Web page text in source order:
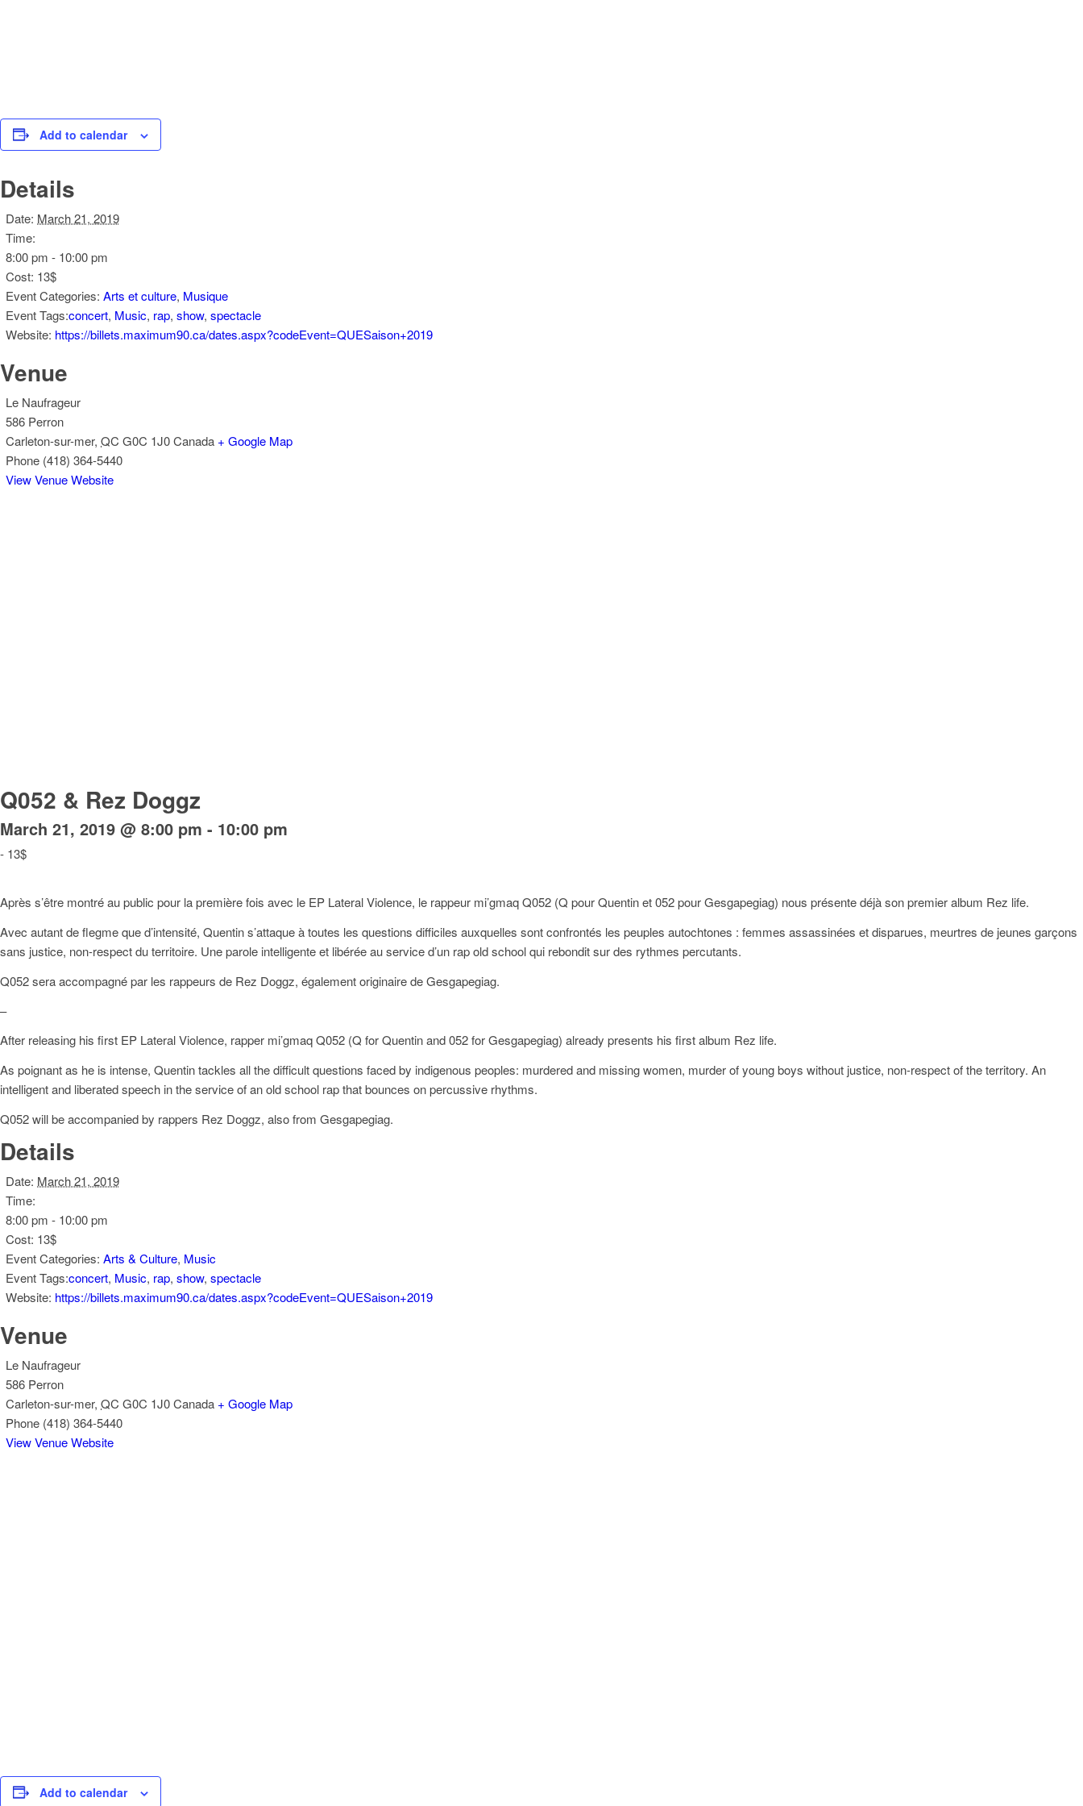
Add to calendar
Details
Date: March 21, 2019
Time:
8:00 pm - 10:00 pm
Cost: 13$
Event Categories: Arts et culture, Musique
Event Tags:concert, Music, rap, show, spectacle
Website: https://billets.maximum90.ca/dates.aspx?codeEvent=QUESaison+2019
Venue
Le Naufrageur
586 Perron
Carleton-sur-mer, QC G0C 1J0Canada + Google Map
Phone (418) 364-5440
View Venue Website
Q052 & Rez Doggz
March 21, 2019 @ 8:00 pm - 10:00 pm
- 13$
Après s’être montré au public pour la première fois avec le EP Lateral Violence, le rappeur mi’gmaq Q052 (Q pour Quentin et 052 pour Gesgapegiag) nous présente déjà son premier album Rez life.
Avec autant de flegme que d’intensité, Quentin s’attaque à toutes les questions difficiles auxquelles sont confrontés les peuples autochtones : femmes assassinées et disparues, meurtres de jeunes garçons
sans justice, non-respect du territoire. Une parole intelligente et libérée au service d’un rap old school qui rebondit sur des rythmes percutants.
Q052 sera accompagné par les rappeurs de Rez Doggz, également originaire de Gesgapegiag.
–
After releasing his first EP Lateral Violence, rapper mi’gmaq Q052 (Q for Quentin and 052 for Gesgapegiag) already presents his first album Rez life.
As poignant as he is intense, Quentin tackles all the difficult questions faced by indigenous peoples: murdered and missing women, murder of young boys without justice, non-respect of the territory. An
intelligent and liberated speech in the service of an old school rap that bounces on percussive rhythms.
Q052 will be accompanied by rappers Rez Doggz, also from Gesgapegiag.
Details
Date: March 21, 2019
Time:
8:00 pm - 10:00 pm
Cost: 13$
Event Categories: Arts & Culture, Music
Event Tags:concert, Music, rap, show, spectacle
Website: https://billets.maximum90.ca/dates.aspx?codeEvent=QUESaison+2019
Venue
Le Naufrageur
586 Perron
Carleton-sur-mer, QC G0C 1J0Canada + Google Map
Phone (418) 364-5440
View Venue Website
Add to calendar